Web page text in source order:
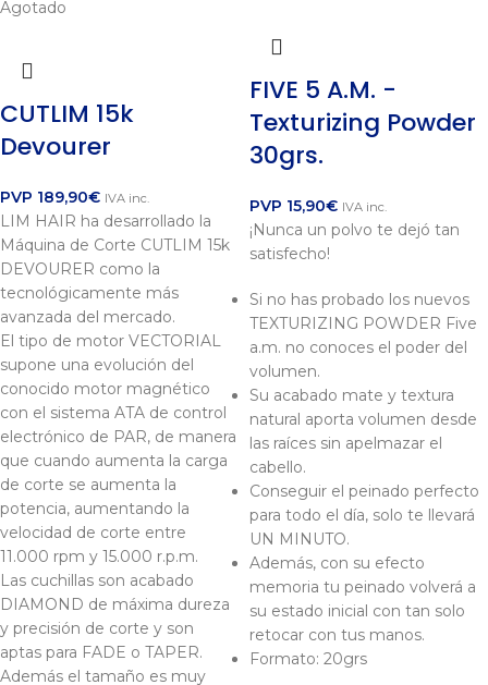
Agotado
CUTLIM 15k
Devourer
PVP 189,90€ IVA inc.
LIM HAIR ha desarrollado la
Máquina de Corte CUTLIM 15k
DEVOURER como la
tecnológicamente más
avanzada del mercado.
El tipo de motor VECTORIAL
supone una evolución del
conocido motor magnético
con el sistema ATA de control
electrónico de PAR, de manera
que cuando aumenta la carga
de corte se aumenta la
potencia, aumentando la
velocidad de corte entre
11.000 rpm y 15.000 r.p.m.
Las cuchillas son acabado
DIAMOND de máxima dureza
y precisión de corte y son
aptas para FADE o TAPER.
Además el tamaño es muy
FIVE 5 A.M. -
Texturizing Powder
30grs.
PVP 15,90€ IVA inc.
¡Nunca un polvo te dejó tan
satisfecho!
Si no has probado los nuevos
TEXTURIZING POWDER Five
a.m. no conoces el poder del
volumen.
Su acabado mate y textura
natural aporta volumen desde
las raíces sin apelmazar el
cabello.
Conseguir el peinado perfecto
para todo el día, solo te llevará
UN MINUTO.
Además, con su efecto
memoria tu peinado volverá a
su estado inicial con tan solo
retocar con tus manos.
Formato: 20grs